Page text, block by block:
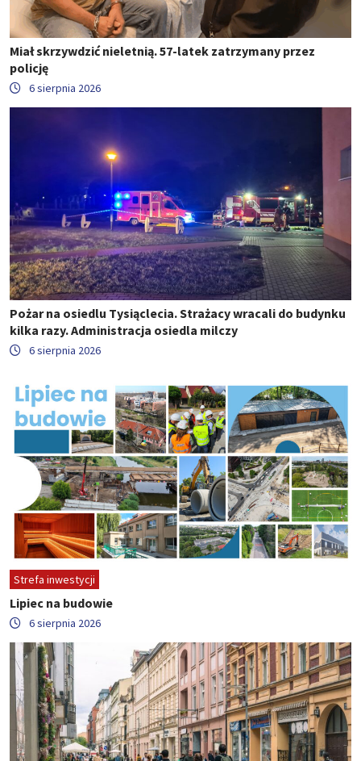
Miał skrzywdzić nieletnią. 57-latek zatrzymany przez
policję
6 sierpnia 2026
Pożar na osiedlu Tysiąclecia. Strażacy wracali do budynku
kilka razy. Administracja osiedla milczy
6 sierpnia 2026
Strefa inwestycji
Lipiec na budowie
6 sierpnia 2026